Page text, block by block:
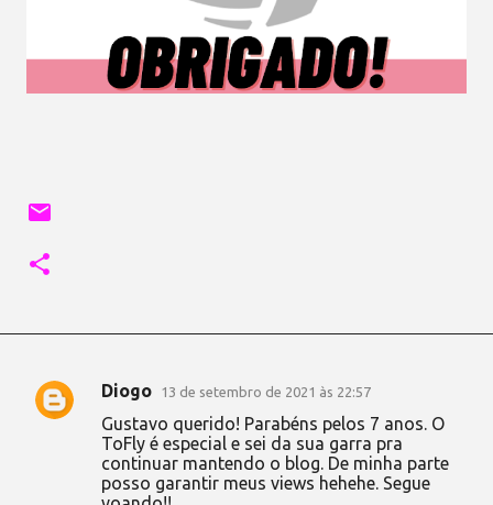
C
Diogo 13 de setembro de 2021 às 22:57
Gustavo querido! Parabéns pelos 7 anos. O
ToFly é especial e sei da sua garra pra
continuar mantendo o blog. De minha parte
posso garantir meus views hehehe. Segue